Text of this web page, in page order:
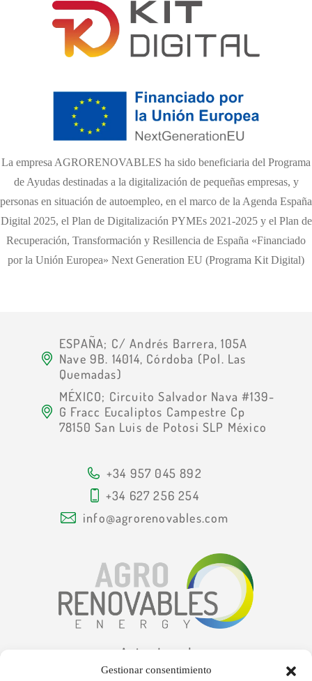
Gestionar consentimiento
La empresa AGRORENOVABLES ha sido beneficiaria del Programa
de Ayudas destinadas a la digitalización de pequeñas empresas, y
personas en situación de autoempleo, en el marco de la Agenda España
Digital 2025, el Plan de Digitalización PYMEs 2021-2025 y el Plan de
Recuperación, Transformación y Resillencia de España «Financiado
por la Unión Europea» Next Generation EU (Programa Kit Digital)
ESPAÑA; C/ Andrés Barrera, 105A
Nave 9B. 14014, Córdoba (Pol. Las
Quemadas)
MÉXICO; Circuito Salvador Nava #139-
G Fracc Eucaliptos Campestre Cp
78150 San Luis de Potosi SLP México
+34 957 045 892
+34 627 256 254
info@agrorenovables.com
Aviso Legal
Política de privacidad